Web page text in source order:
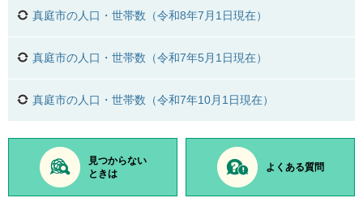
真庭市の人口・世帯数（令和8年7月1日現在）
真庭市の人口・世帯数（令和7年5月1日現在）
真庭市の人口・世帯数（令和7年10月1日現在）
見つからない
ときは
よくある質問